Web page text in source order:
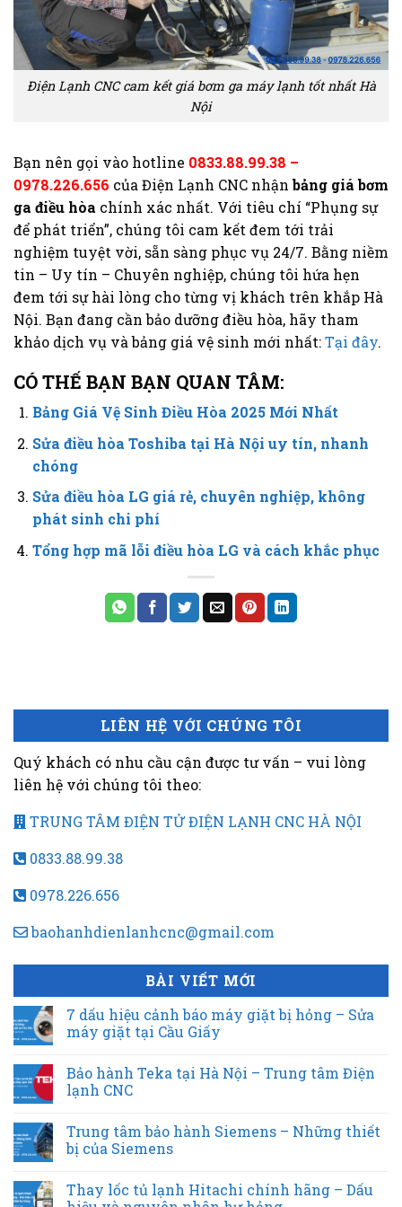
Điện Lạnh CNC cam kết giá bơm ga máy lạnh tốt nhất Hà
Nội
Bạn nên gọi vào hotline 0833.88.99.38 –
0978.226.656 của Điện Lạnh CNC nhậnbảng giá bơm
ga điều hòa chính xác nhất. Với tiêu chí “Phụng sự
để phát triển”, chúng tôi cam kết đem tới trải
nghiệm tuyệt vời, sẵn sàng phục vụ 24/7. Bằng niềm
tin – Uy tín – Chuyên nghiệp, chúng tôi hứa hẹn
đem tới sự hài lòng cho từng vị khách trên khắp Hà
Nội. Bạn đang cần bảo dưỡng điều hòa, hãy tham
khảo dịch vụ và bảng giá vệ sinh mới nhất:Tại đây.
CÓ THẾ BẠN BẠN QUAN TÂM:
Bảng Giá Vệ Sinh Điều Hòa 2025 Mới Nhất
Sửa điều hòa Toshiba tại Hà Nội uy tín, nhanh
chóng
Sửa điều hòa LG giá rẻ, chuyên nghiệp, không
phát sinh chi phí
Tổng hợp mã lỗi điều hòa LG và cách khắc phục
LIÊN HỆ VỚI CHÚNG TÔI
Quý khách có nhu cầu cận được tư vấn – vui lòng
liên hệ với chúng tôi theo:
TRUNG TÂM ĐIỆN TỬ ĐIỆN LẠNH CNC HÀ NỘI
0833.88.99.38
0978.226.656
baohanhdienlanhcnc@gmail.com
BÀI VIẾT MỚI
7 dấu hiệu cảnh báo máy giặt bị hỏng – Sửa
máy giặt tại Cầu Giấy
Bảo hành Teka tại Hà Nội – Trung tâm Điện
lạnh CNC
Trung tâm bảo hành Siemens – Những thiết
bị của Siemens
Thay lốc tủ lạnh Hitachi chính hãng – Dấu